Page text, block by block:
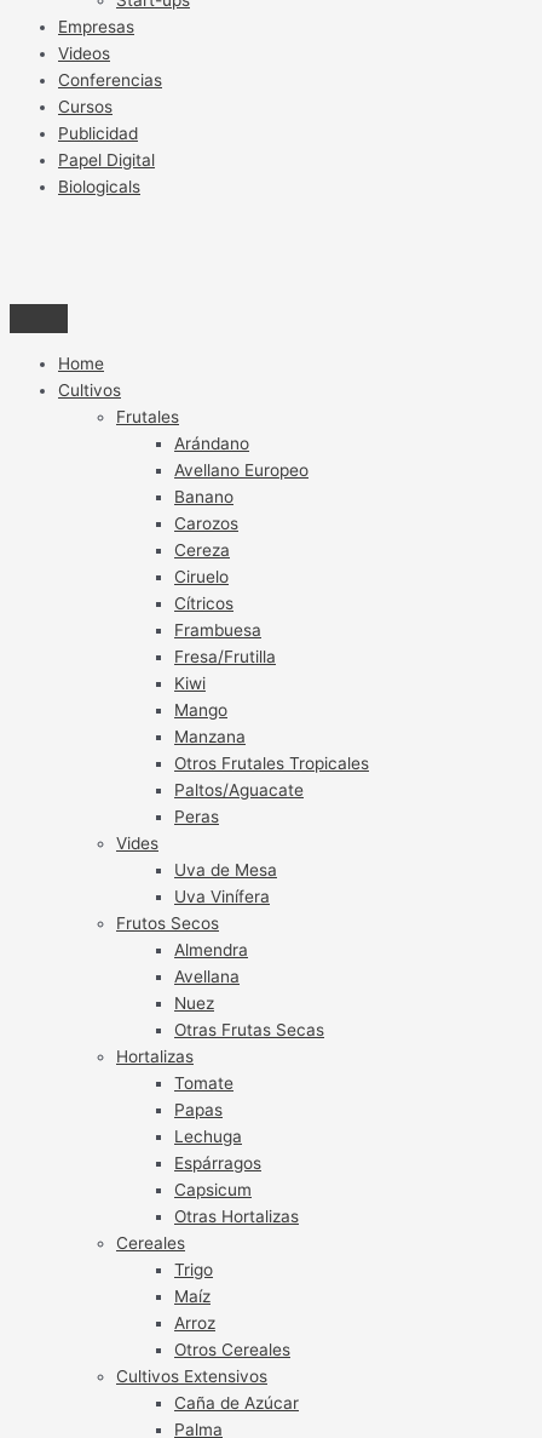
Empresas
Videos
Conferencias
Cursos
Publicidad
Papel Digital
Biologicals
Home
Cultivos
Frutales
Arándano
Avellano Europeo
Banano
Carozos
Cereza
Ciruelo
Cítricos
Frambuesa
Fresa/Frutilla
Kiwi
Mango
Manzana
Otros Frutales Tropicales
Paltos/Aguacate
Peras
Vides
Uva de Mesa
Uva Vinífera
Frutos Secos
Almendra
Avellana
Nuez
Otras Frutas Secas
Hortalizas
Tomate
Papas
Lechuga
Espárragos
Capsicum
Otras Hortalizas
Cereales
Trigo
Maíz
Arroz
Otros Cereales
Cultivos Extensivos
Caña de Azúcar
Palma